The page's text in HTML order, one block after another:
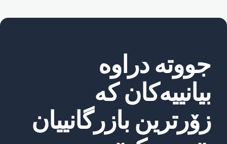
جووتە دراوە
بیانییەکان کە
زۆرترین بازرگانییان